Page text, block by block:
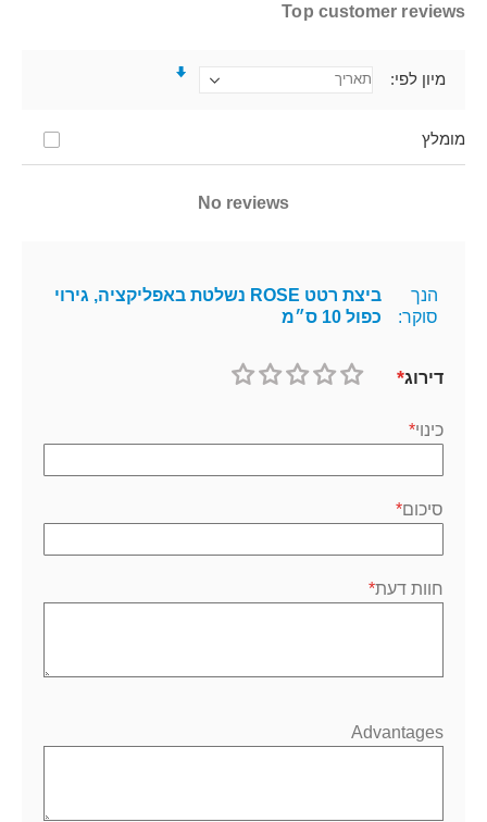
Top customer reviews
מומלץ
מיון לפי
No reviews
הנך
סוקר:
ביצת רטט ROSE נשלטת באפליקציה, גירוי
כפול 10 ס״מ
דירוג
כינוי
סיכום
חוות דעת
Advantages